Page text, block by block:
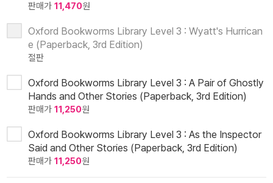
판매가 11,470원
Oxford Bookworms Library Level 3 : Wyatt's Hurrican
e (Paperback, 3rd Edition)
절판
Oxford Bookworms Library Level 3 : A Pair of Ghostly
Hands and Other Stories (Paperback, 3rd Edition)
판매가 11,250원
Oxford Bookworms Library Level 3 : As the Inspector
Said and Other Stories (Paperback, 3rd Edition)
판매가 11,250원